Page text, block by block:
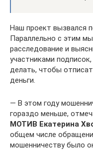
Наш проект вызвался
Параллельно с этим
расследование и
участниками
делать, чтобы
деньги.
— В этом году
гораздо меньше,
МОТИВ Екатерина
общем числе
мошенничеству было